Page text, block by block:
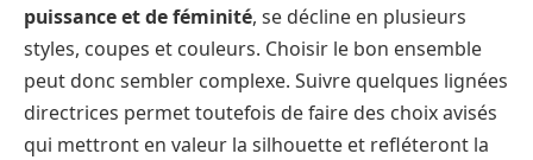
puissance et de féminité, se décline en plusieurs
styles, coupes et couleurs. Choisir le bon ensemble
peut donc sembler complexe. Suivre quelques lignées
directrices permet toutefois de faire des choix avisés
qui mettront en valeur la silhouette et refléteront la